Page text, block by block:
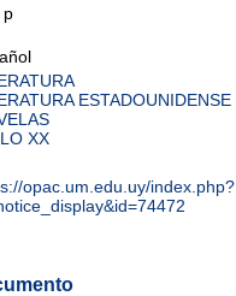
p
ESTADOUNIDENSE
XX
opac.um.edu.uy/index.php?